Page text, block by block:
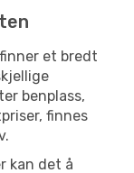
et bredt
benplass,
finnes
kan det å